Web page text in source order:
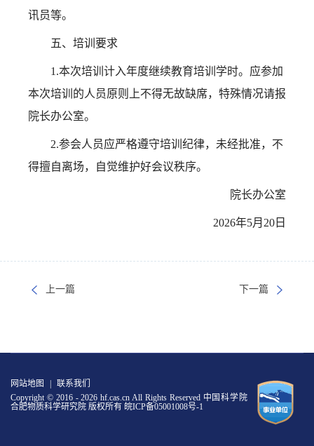
讯员等。
五、培训要求
1.本次培训计入年度继续教育培训学时。应参加
本次培训的人员原则上不得无故缺席，特殊情况请报
院长办公室。
2.参会人员应严格遵守培训纪律，未经批准，不
得擅自离场，自觉维护好会议秩序。
院长办公室
2026年5月 20 日
上一篇 下一篇
网站地图
联系我们
Copyright © 2016 -2026 hf.cas.cn All Rights Reserved 中国科学院
合肥物质科学研究院 版权所有 皖ICP备05001008号-1